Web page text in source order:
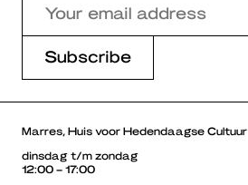
Marres, Huis voor Hedendaagse Cultuur
dinsdag t/m zondag
12:00 – 17:00